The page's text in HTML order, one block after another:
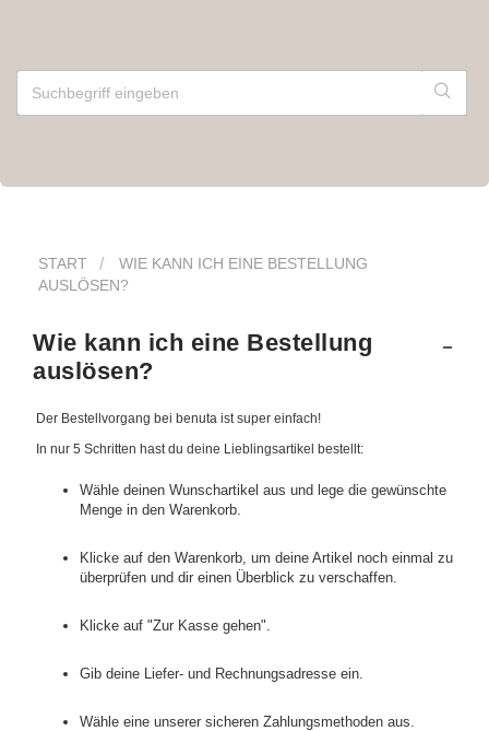
START
WIE KANN ICH EINE BESTELLUNG
AUSLÖSEN?
Wie kann ich eine Bestellung
auslösen?
Der Bestellvorgang bei benuta ist super einfach!
In nur 5 Schritten hast du deine Lieblingsartikel bestellt:
Wähle deinen Wunschartikel aus und lege die gewünschte
Menge in den Warenkorb.
Klicke auf den Warenkorb, um deine Artikel noch einmal zu
überprüfen und dir einen Überblick zu verschaffen.
Klicke auf "Zur Kasse gehen".
Gib deine Liefer- und Rechnungsadresse ein.
Wähle eine unserer sicheren Zahlungsmethoden aus.